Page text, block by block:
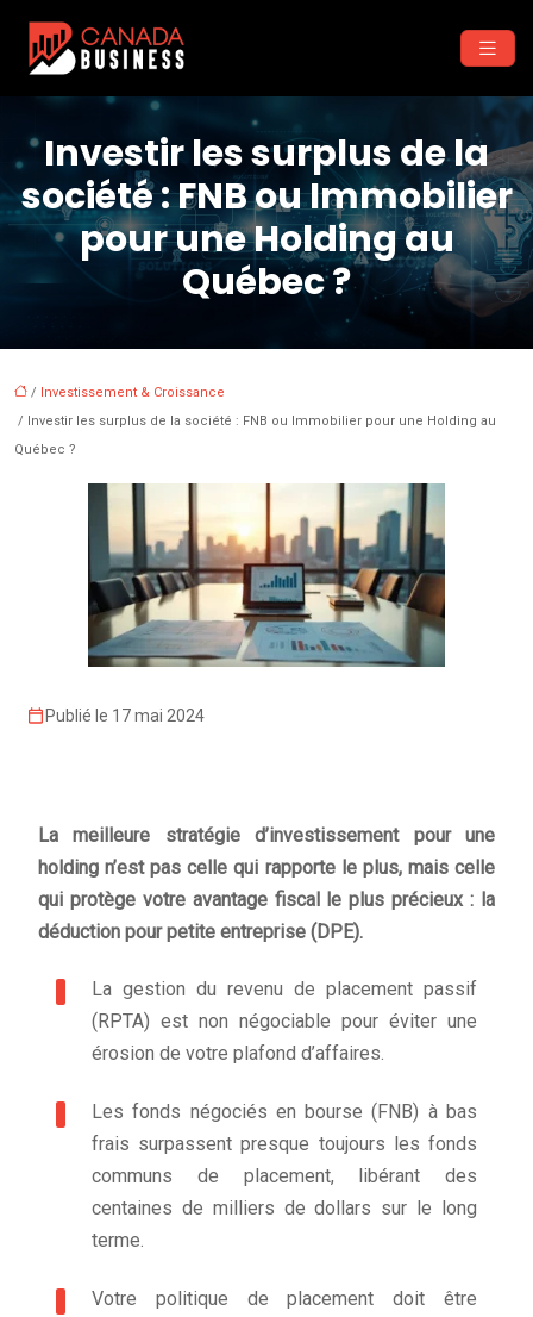
Investir les surplus de la
société : FNB ou Immobilier
pour une Holding au
Québec ?
/ Investissement & Croissance
/ Investir les surplus de la société : FNB ou Immobilier pour une Holding au
Québec ?
Publié le 17 mai 2024
La meilleure stratégie d’investissement pour une
holding n’est pas celle qui rapporte le plus, mais celle
qui protège votre avantage fiscal le plus précieux : la
déduction pour petite entreprise (DPE).
La gestion du revenu de placement passif
(RPTA) est non négociable pour éviter une
érosion de votre plafond d’affaires.
Les fonds négociés en bourse (FNB) à bas
frais surpassent presque toujours les fonds
communs de placement, libérant des
centaines de milliers de dollars sur le long
terme.
Votre politique de placement doit être